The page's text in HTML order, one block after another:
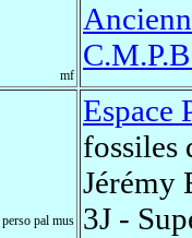
mf
perso pal mus
Espace
fossiles
Jérémy
3J -